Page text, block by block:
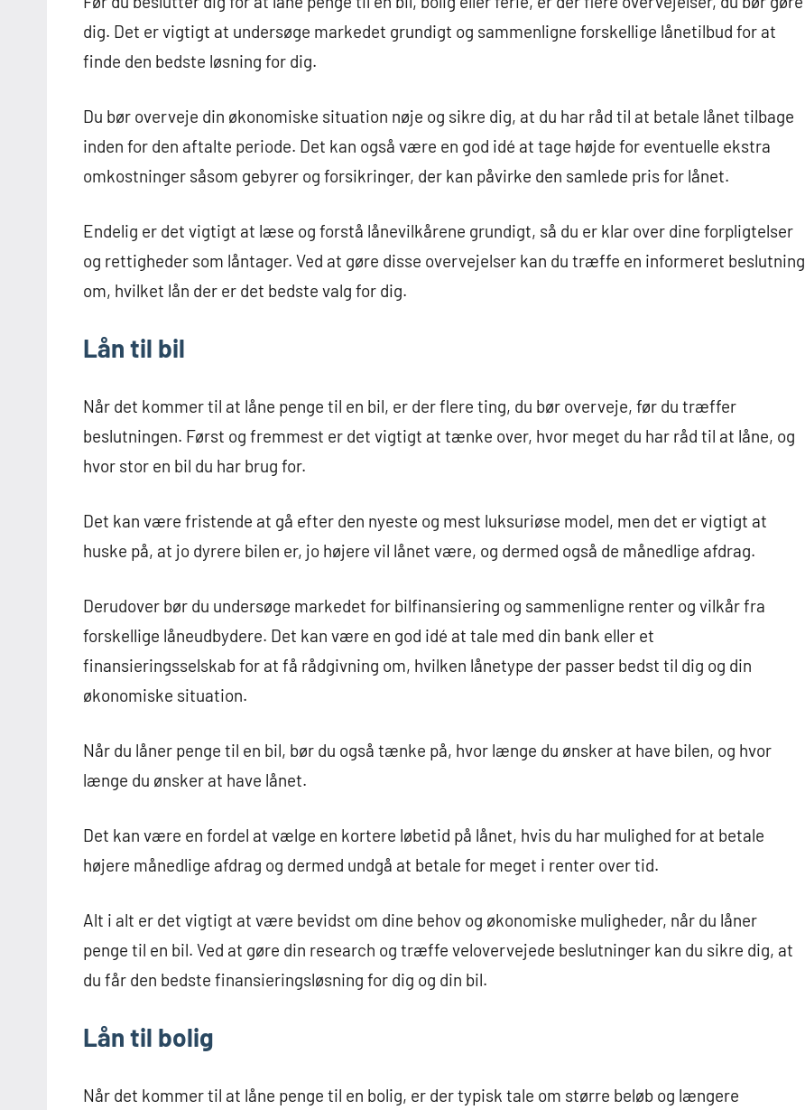
dig. Det er vigtigt at undersøge markedet grundigt og sammenligne forskellige lånetilbud for at
finde den bedste løsning for dig.
Du bør overveje din økonomiske situation nøje og sikre dig, at du har råd til at betale lånet tilbage
inden for den aftalte periode. Det kan også være en god idé at tage højde for eventuelle ekstra
omkostninger såsom gebyrer og forsikringer, der kan påvirke den samlede pris for lånet.
Endelig er det vigtigt at læse og forstå lånevilkårene grundigt, så du er klar over dine forpligtelser
og rettigheder som låntager. Ved at gøre disse overvejelser kan du træffe en informeret beslutning
om, hvilket lån der er det bedste valg for dig.
Lån til bil
Når det kommer til at låne penge til en bil, er der flere ting, du bør overveje, før du træffer
beslutningen. Først og fremmest er det vigtigt at tænke over, hvor meget du har råd til at låne, og
hvor stor en bil du har brug for.
Det kan være fristende at gå efter den nyeste og mest luksuriøse model, men det er vigtigt at
huske på, at jo dyrere bilen er, jo højere vil lånet være, og dermed også de månedlige afdrag.
Derudover bør du undersøge markedet for bilfinansiering og sammenligne renter og vilkår fra
forskellige låneudbydere. Det kan være en god idé at tale med din bank eller et
finansieringsselskab for at få rådgivning om, hvilken lånetype der passer bedst til dig og din
økonomiske situation.
Når du låner penge til en bil, bør du også tænke på, hvor længe du ønsker at have bilen, og hvor
længe du ønsker at have lånet.
Det kan være en fordel at vælge en kortere løbetid på lånet, hvis du har mulighed for at betale
højere månedlige afdrag og dermed undgå at betale for meget i renter over tid.
Alt i alt er det vigtigt at være bevidst om dine behov og økonomiske muligheder, når du låner
penge til en bil. Ved at gøre din research og træffe velovervejede beslutninger kan du sikre dig, at
du får den bedste finansieringsløsning for dig og din bil.
Lån til bolig
Når det kommer til at låne penge til en bolig, er der typisk tale om større beløb og længere